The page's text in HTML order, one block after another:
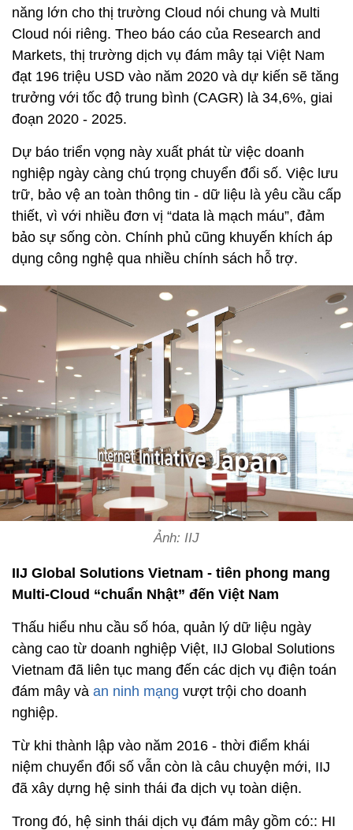
năng lớn cho thị trường Cloud nói chung và Multi
Cloud nói riêng. Theo báo cáo của Research and
Markets, thị trường dịch vụ đám mây tại Việt Nam
đạt 196 triệu USD vào năm 2020 và dự kiến sẽ tăng
trưởng với tốc độ trung bình (CAGR) là 34,6%, giai
đoạn 2020 - 2025.
Dự báo triển vọng này xuất phát từ việc doanh
nghiệp ngày càng chú trọng chuyển đổi số. Việc lưu
trữ, bảo vệ an toàn thông tin - dữ liệu là yêu cầu cấp
thiết, vì với nhiều đơn vị “data là mạch máu”, đảm
bảo sự sống còn. Chính phủ cũng khuyến khích áp
dụng công nghệ qua nhiều chính sách hỗ trợ.
Ảnh: IIJ
IIJ Global Solutions Vietnam - tiên phong mang
Multi-Cloud “chuẩn Nhật” đến Việt Nam
Thấu hiểu nhu cầu số hóa, quản lý dữ liệu ngày
càng cao từ doanh nghiệp Việt, IIJ Global Solutions
Vietnam đã liên tục mang đến các dịch vụ điện toán
đám mây và an ninh mạng vượt trội cho doanh
nghiệp.
Từ khi thành lập vào năm 2016 - thời điểm khái
niệm chuyển đổi số vẫn còn là câu chuyện mới, IIJ
đã xây dựng hệ sinh thái đa dịch vụ toàn diện.
Trong đó, hệ sinh thái dịch vụ đám mây gồm có:: HI